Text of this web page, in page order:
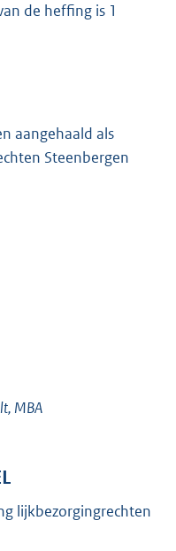
de heffing is 1
aangehaald als
Steenbergen
MBA
lijkbezorgingrechten